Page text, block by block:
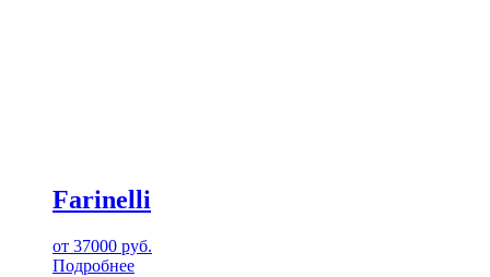
Farinelli
от 37000 руб.
Подробнее